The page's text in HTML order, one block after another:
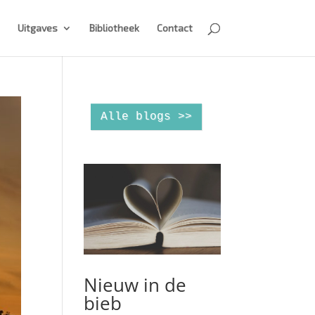
Uitgaves Bibliotheek Contact
Alle blogs >>
Nieuw in de
bieb